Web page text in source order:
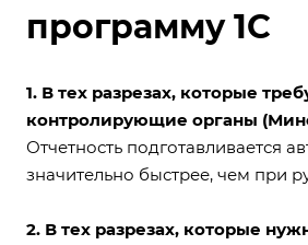
программу 1С
1. В тех разрезах, которые
контролирующие органы
Отчетность подготавливается
значительно быстрее, чем при
2. В тех разрезах, которые